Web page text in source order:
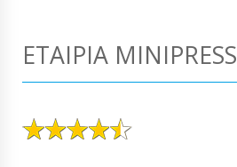
ΕΤΑΙΡΊΑ MINIPRESS